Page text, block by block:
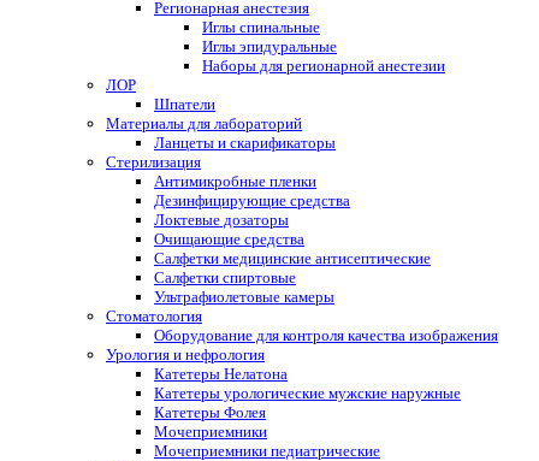
Регионарная анестезия
Иглы спинальные
Иглы эпидуральные
Наборы для регионарной анестезии
ЛОР
Шпатели
Материалы для лабораторий
Ланцеты и скарификаторы
Стерилизация
Антимикробные пленки
Дезинфицирующие средства
Локтевые дозаторы
Очищающие средства
Салфетки медицинские антисептические
Салфетки спиртовые
Ультрафиолетовые камеры
Стоматология
Оборудование для контроля качества изображения
Урология и нефрология
Катетеры Нелатона
Катетеры урологические мужские наружные
Катетеры Фолея
Мочеприемники
Мочеприемники педиатрические